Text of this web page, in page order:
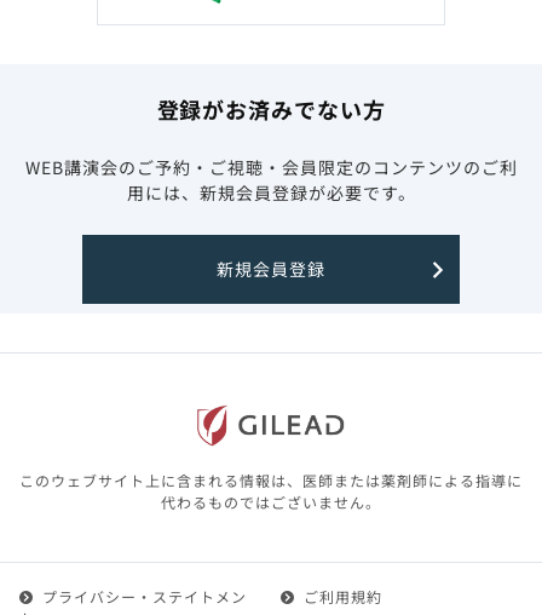
登録がお済みでない方
WEB講演会のご予約・ご視聴・会員限定のコンテンツのご利
用には、新規会員登録が必要です。
新規会員登録
このウェブサイト上に含まれる情報は、医師または薬剤師による指導に
代わるものではございません。
プライバシー・ステイトメン
ご利用規約